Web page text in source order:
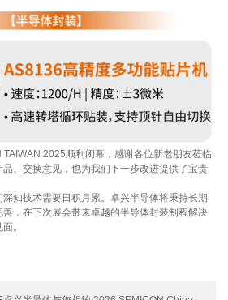
2025顺利闭幕，感谢各位新老朋友莅临
、交换意见，也为我们下一步改进提供了宝贵
技术需要日积月累。卓兴半导体将秉持长期
，在下次展会带来卓越的半导体封装制程解决
。